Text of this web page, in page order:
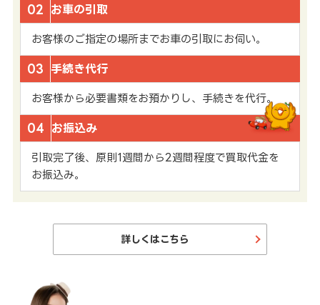
02 お車の引取
お客様のご指定の場所までお車の引取にお伺い。
03 手続き代行
お客様から必要書類をお預かりし、手続きを代行。
04 お振込み
引取完了後、原則1週間から2週間程度で買取代金を
お振込み。
詳しくはこちら